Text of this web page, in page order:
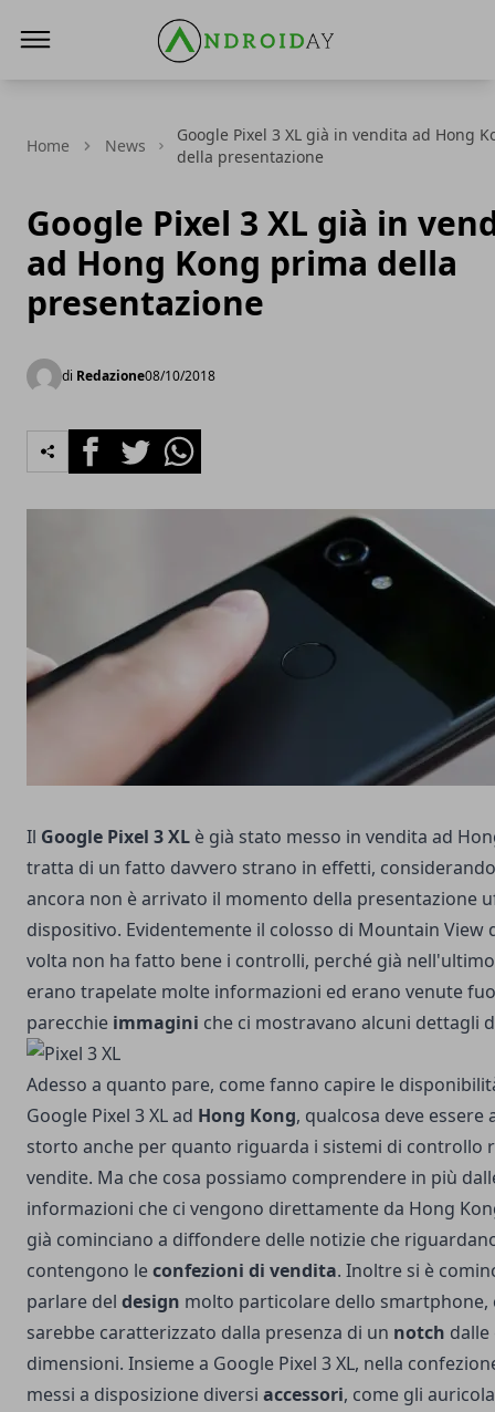
Home News
Google Pixel 3 XL già in vendita ad Hong
della presentazione
Google Pixel 3 XL già in
ad Hong Kong prima della
presentazione
di Redazione08/10/2018
FacebookTwitterWhatsapp
Il Google Pixel 3 XL è già stato messo in vendita ad
tratta di un fatto davvero strano in effetti,
ancora non è arrivato il momento della presentazione
dispositivo. Evidentemente il colosso di Mountain View
volta non ha fatto bene i controlli, perché già
erano trapelate molte informazioni ed erano venute
parecchie immagini che ci mostravano alcuni dettagli
Adesso a quanto pare, come fanno capire le
Google Pixel 3 XL ad Hong Kong, qualcosa deve essere
storto anche per quanto riguarda i sistemi di controllo
vendite. Ma che cosa possiamo comprendere in più
informazioni che ci vengono direttamente da Hong
già cominciano a diffondere delle notizie che
contengono leconfezioni di vendita. Inoltre si è
parlare del design molto particolare dello smartphone,
sarebbe caratterizzato dalla presenza di un notch
dimensioni. Insieme a Google Pixel 3 XL, nella
messi a disposizione diversi accessori, come gli